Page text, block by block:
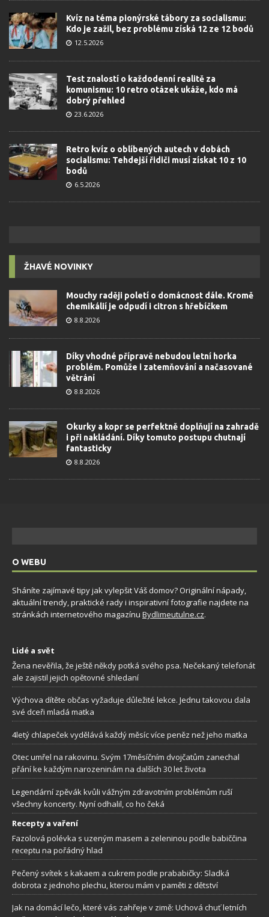
Kvíz na téma pionýrské tábory za socialismu:
Kdo je zažil, bez problému získá 12 ze 12 bodů
12.5.2026
Test znalostí o každodenní realitě za
komunismu: 10 retro otázek ukáže, kdo má
dobrý přehled
23.6.2026
Retro kvíz o oblíbených autech v dobách
socialismu: Tehdejší řidiči musí získat 10 z 10
bodů
6.5.2026
ŽHAVÉ NOVINKY
Mouchy raději poletí o domácnost dále. Kromě
chemikálií je odpudí i citron s hřebíčkem
8.8.2026
Díky vhodné přípravě nebudou letní horka
problém. Pomůže i zatemňování a načasované
větrání
8.8.2026
Okurky a kopr se perfektně doplňují na zahradě
i při nakládání. Díky tomuto postupu chutnají
fantasticky
8.8.2026
O WEBU
Sháníte zajímavé tipy jak vylepšit Váš domov? Originální nápady,
aktuální trendy, praktické rady i inspirativní fotografie najdete na
stránkách internetového magazínu Bydlimeutulne.cz.
Lidé a svět
Žena nevěřila, že ještě někdy potká svého psa. Nečekaný telefonát
ale zajistil jejich opětovné shledaní
Výchova dítěte občas vyžaduje důležité lekce. Jednu takovou dala
své dceři mladá matka
4letý chlapeček vydělává každý měsíc více peněz než jeho matka
Otec umřel na rakovinu. Svým 17měsíčním dvojčatům zanechal
přání ke každým narozeninám na dalších 30 let života
Legendární zpěvák kvůli vážným zdravotním problémům ruší
všechny koncerty. Nyní odhalil, co ho čeká
Recepty a vaření
Fazolová polévka s uzeným masem a zeleninou podle babiččina
receptu na pořádný hlad
Pečený svítek s kakaem a cukrem podle prababičky: Sladká
dobrota z jednoho plechu, kterou mám v paměti z dětství
Jak na domácí lečo, které vás zahřeje v zimě: Uchová chuť letních